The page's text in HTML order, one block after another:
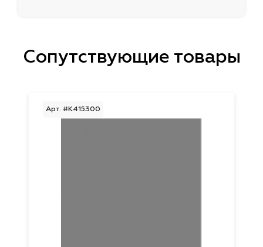
Сопутствующие товары
Арт. #K415300